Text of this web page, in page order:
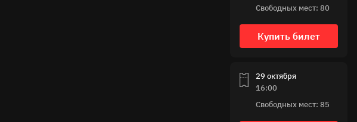
Свободных мест: 80
Купить билет
29 октября
16:00
Свободных мест: 85